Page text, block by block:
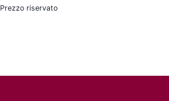
Prezzo riservato